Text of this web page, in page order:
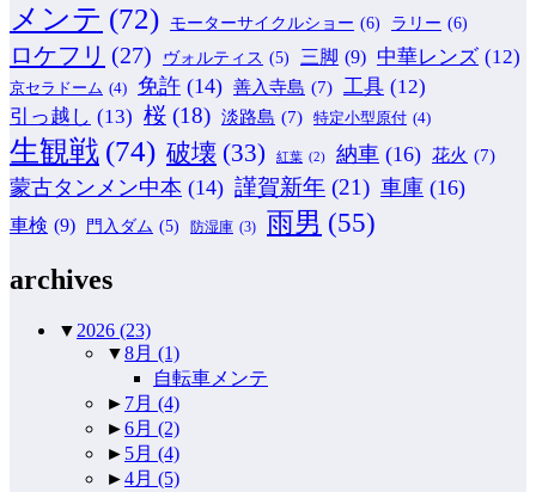
メンテ (72) モーターサイクルショー (6) ラリー (6)
ロケフリ (27) ヴォルティス (5) 三脚 (9) 中華レンズ (12)
京セラドーム (4) 免許 (14) 善入寺島 (7) 工具 (12)
引っ越し (13) 桜 (18) 淡路島 (7) 特定小型原付 (4)
生観戦 (74) 破壊 (33) 紅葉 (2) 納車 (16) 花火 (7)
蒙古タンメン中本 (14) 謹賀新年 (21) 車庫 (16)
車検 (9) 門入ダム (5) 防湿庫 (3) 雨男 (55)
archives
▼ 2026 (23)
▼8月 (1)
自転車メンテ
► 7月 (4)
►6月 (2)
► 5月 (4)
►4月 (5)